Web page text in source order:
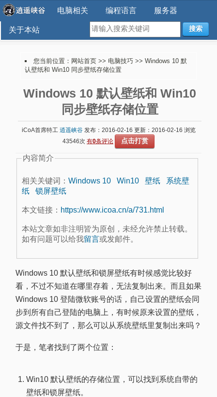
电脑相关 编程语言 服务器
关于本站 搜索
您当前位置： 网站首页 >> 电脑技巧 >> Windows 10 默
认壁纸和 Win10 同步壁纸存储位置
Windows 10 默认壁纸和 Win10
同步壁纸存储位置
iCoA首席特工 逍遥峡谷发布：2016-02-16 更新：2016-02-16 浏览
43546次 有0条评论 点击打赏
内容简介
相关关键词： Windows 10 Win10 壁纸
系统壁
纸
锁屏壁纸
本文链接： https://www.icoa.cn/a/731.html
本站文章如非注明皆为原创，未经允许禁止转载。
如有问题可以给我留言或发邮件。
Windows 10 默认壁纸和锁屏壁纸有时候感觉比较好
看，不过不知道在哪里存着，无法复制出来。而且如果
Windows 10 登陆微软账号的话，自己设置的壁纸会同
步到所有自己登陆的电脑上，有时候原来设置的壁纸，
源文件找不到了，那么可以从系统壁纸里复制出来吗？
于是，笔者找到了两个位置：
Win10 默认壁纸的存储位置，可以找到系统自带的
壁纸和锁屏壁纸。